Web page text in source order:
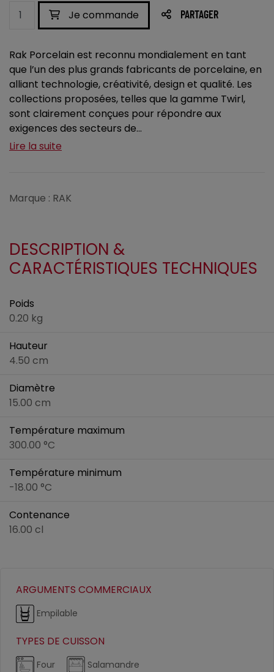
Je commande PARTAGER
Rak Porcelain est reconnu mondialement en tant
que l’un des plus grands fabricants de porcelaine, en
alliant technologie, créativité, design et qualité. Les
collections proposées, telles que la gamme Twirl,
sont clairement conçues pour répondre aux
exigences des secteurs de...
Lire la suite
Marque : RAK
DESCRIPTION &
CARACTÉRISTIQUES TECHNIQUES
Poids
0.20 kg
Hauteur
4.50 cm
Diamètre
15.00 cm
Température maximum
300.00 °C
Température minimum
-18.00 °C
Contenance
16.00 cl
ARGUMENTS COMMERCIAUX
Empilable
TYPES DE CUISSON
Four Salamandre